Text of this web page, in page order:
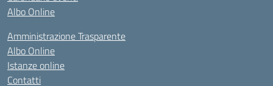
Albo Online
Amministrazione Trasparente
Albo Online
Istanze online
Contatti